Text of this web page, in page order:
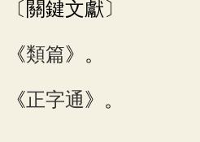
〔關鍵文獻〕
《類篇》。
《 正字通》。